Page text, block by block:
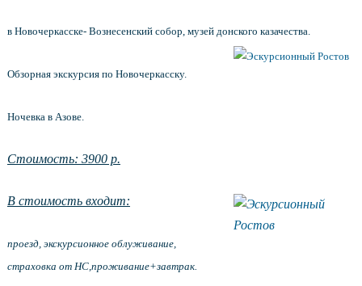
в Новочеркасске- Вознесенский собор, музей донского казачества.
Обзорная экскурсия по Новочеркасску.
Ночевка в Азове.
Стоимость: 3900 р.
В стоимость входит:
проезд, экскурсионное облуживание,
страховка от НС,проживание+завтрак.